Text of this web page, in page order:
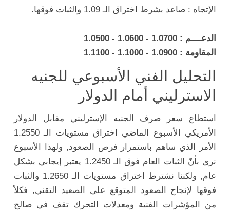
الإتجاه : صاعد بشرط اختراق الـ 1.09 والثبات فوقها.
الدعــــم : 1.0700 - 1.0600 - 1.0500
المقاومة : 1.0900 - 1.1000 - 1.1100
التحليل الفني الأسبوعي للجنيه
الاسترليني أمام الدولار
استطاع سعر صرف الجنيه الإسترليني مقابل الدولار
الأمريكي الأسبوع الماضي اختراق مستويات الـ 1.2550
الأمر الذي ساهم باستمرار فرص الصعود, ولهذا الأسبوع
نرى بأنّ الثبات العام فوق الـ 1.2450 يعتبر إيجابي بشكل
عام, ولكننا نشترط اختراق مستويات الـ 1.2650 والثبات
فوقها لإنجاح الصعود المتوقع على الصعيد التقني, فكلاً
من المؤشرات الفنية ومعدلات التحرك تقف في صالح